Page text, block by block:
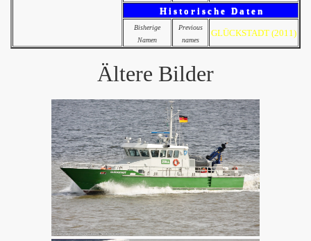
H i s t o r i s c h e D a t e n
Bisherige
Namen
Previous
names
GLÜCKSTADT (2011)
Ältere Bilder